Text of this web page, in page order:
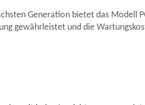
Generation bietet das Modell
gewährleistet und die